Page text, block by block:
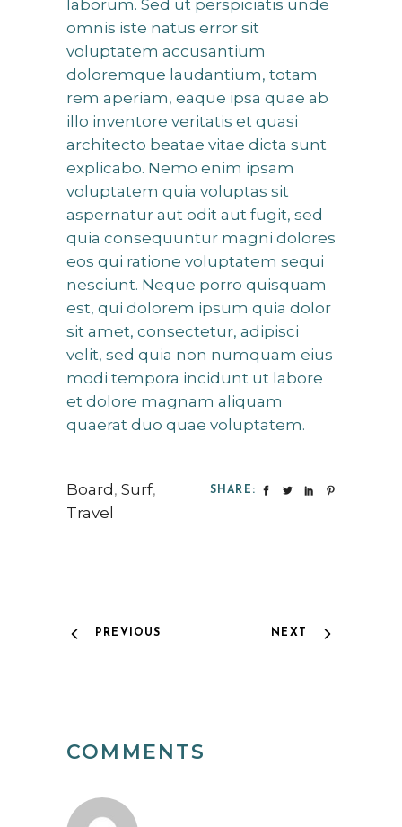
laborum. Sed ut perspiciatis unde
omnis iste natus error sit
voluptatem accusantium
doloremque laudantium, totam
rem aperiam, eaque ipsa quae ab
illo inventore veritatis et quasi
architecto beatae vitae dicta sunt
explicabo. Nemo enim ipsam
voluptatem quia voluptas sit
aspernatur aut odit aut fugit, sed
quia consequuntur magni dolores
eos qui ratione voluptatem sequi
nesciunt. Neque porro quisquam
est, qui dolorem ipsum quia dolor
sit amet, consectetur, adipisci
velit, sed quia non numquam eius
modi tempora incidunt ut labore
et dolore magnam aliquam
quaerat duo quae voluptatem.
Board, Surf,
Travel
SHARE:
PREVIOUS NEXT
COMMENTS